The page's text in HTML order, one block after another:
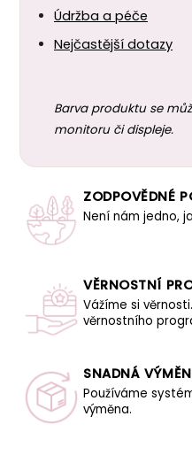
Údržba a péče
Nejčastější dotazy
Barva produktu se
monitoru či displeje.
ZODPOVĚDNÉ
Není nám jedno,
VĚRNOSTNÍ
Vážíme si
věrnostního
SNADNÁ
Používáme
výměna.